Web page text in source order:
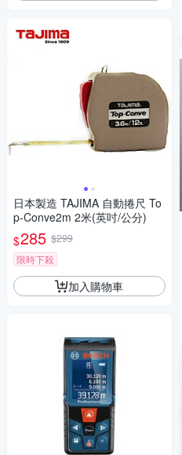
日本製造 TAJIMA 自動捲尺 To
p-Conve2m 2米(英吋/公分)
$285 $299
限時下殺
加入購物車